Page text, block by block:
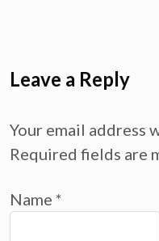
Leave a Reply
Your email address
Required fields are
Name *